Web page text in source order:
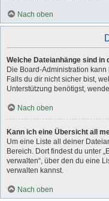
Nach oben
Welche Dateianhänge sind in
Die Board-Administration
Falls du dir nicht sicher bist,
Unterstützung benötigst,
Nach oben
Kann ich eine Übersicht all
Um eine Liste all deiner
Bereich. Dort findest du unter
verwalten“, über den du eine
verwalten kannst.
Nach oben